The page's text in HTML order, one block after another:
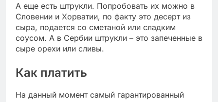
А еще есть штрукли. Попробовать их можно в
Словении и Хорватии, по факту это десерт из
сыра, подается со сметаной или сладким
соусом. А в Сербии штрукли – это запеченные в
сыре орехи или сливы.
Как платить
На данный момент самый гарантированный